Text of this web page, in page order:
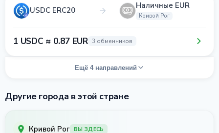
USDC ERC20 Наличные EUR
Кривой Рог
1 USDC ≈ 0.87 EUR 3 обменников
Ещё 4 направлений
Другие города в этой стране
Кривой Рог ВЫ ЗДЕСЬ